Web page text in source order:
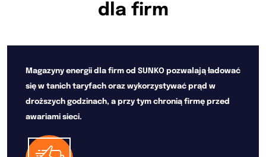
dla firm
Magazyny energii dla firm od SUNKO pozwalają ładować
się w tanich taryfach oraz wykorzystywać prąd w
droższych godzinach, a przy tym chronią firmę przed
awariami sieci.